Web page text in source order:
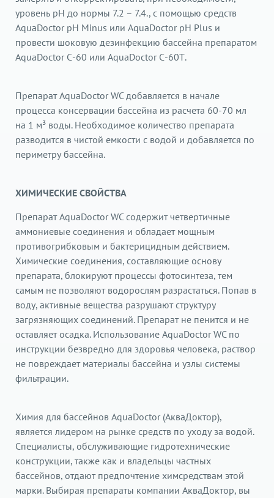
уровень рН до нормы 7.2 – 7.4., с помощью средств
AquaDoctor pH Minus или AquaDoctor pH Plus и
провести шоковую дезинфекцию бассейна препаратом
AquaDoctor С-60 или AquaDoctor С-60Т.
Препарат AquaDoctor WC добавляется в начале
процесса консервации бассейна из расчета 60-70 мл
на 1 м³ воды. Необходимое количество препарата
разводится в чистой емкости с водой и добавляется по
периметру бассейна.
ХИМИЧЕСКИЕ СВОЙСТВА
Препарат AquaDoctor WC содержит четвертичные
аммониевые соединения и обладает мощным
противогрибковым и бактерицидным действием.
Химические соединения, составляющие основу
препарата, блокируют процессы фотосинтеза, тем
самым не позволяют водорослям разрастаться. Попав в
воду, активные вещества разрушают структуру
загрязняющих соединений. Препарат не пенится и не
оставляет осадка. Использование AquaDoctor WC по
инструкции безвредно для здоровья человека, раствор
не повреждает материалы бассейна и узлы системы
фильтрации.
Химия для бассейнов AquaDoctor (АкваДоктор),
является лидером на рынке средств по уходу за водой.
Специалисты, обслуживающие гидротехнические
конструкции, также как и владельцы частных
бассейнов, отдают предпочтение химсредствам этой
марки. Выбирая препараты компании АкваДоктор, вы